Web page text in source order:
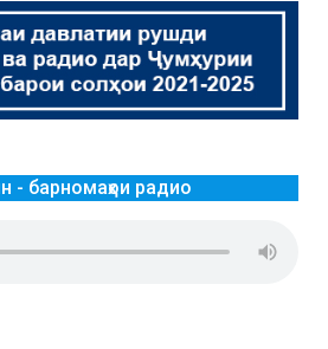
- барномаҳои радио